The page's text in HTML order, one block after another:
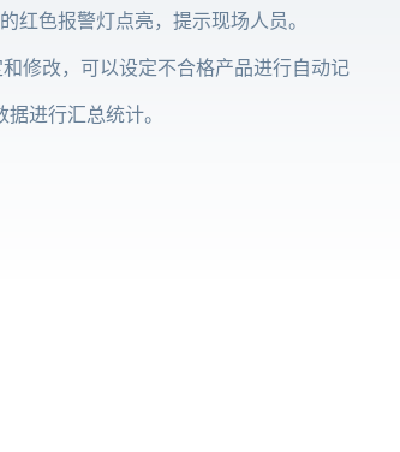
红色报警灯点亮，提示现场人员。
修改，可以设定不合格产品进行自动记
进行汇总统计。